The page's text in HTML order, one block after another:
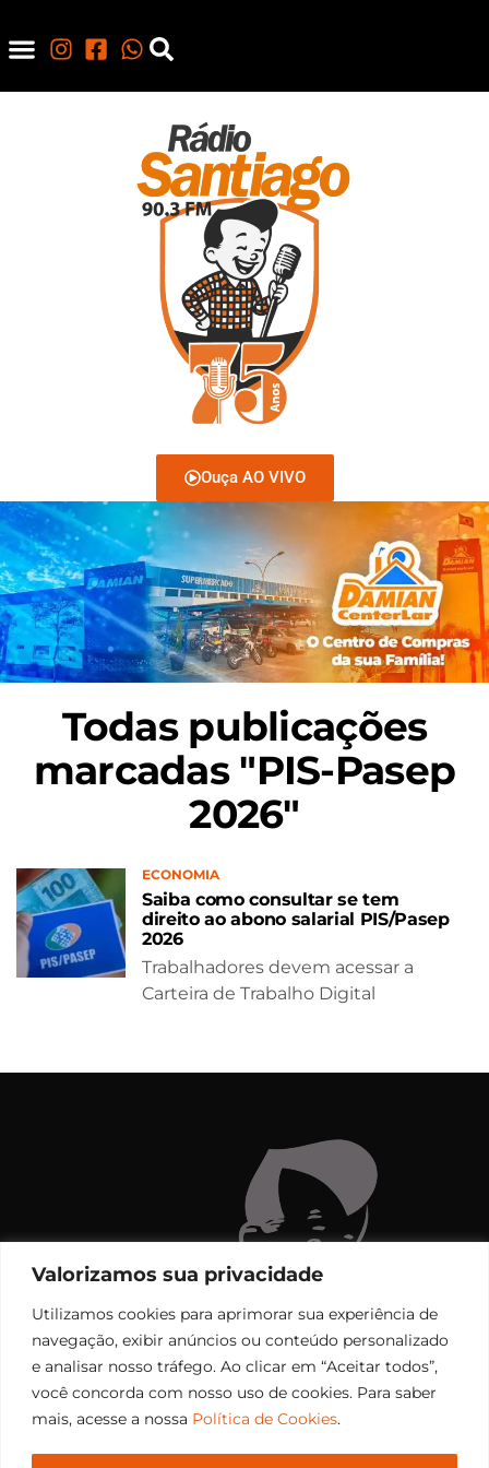
Valorizamos sua privacidade
Utilizamos cookies para aprimorar sua experiência de
navegação, exibir anúncios ou conteúdo personalizado
e analisar nosso tráfego. Ao clicar em “Aceitar todos”,
você concorda com nosso uso de cookies. Para saber
mais, acesse a nossa Política de Cookies.
Ouça AO VIVO
Todas publicações
marcadas "PIS-Pasep
2026"
ECONOMIA
Saiba como consultar se tem
direito ao abono salarial PIS/Pasep
2026
Trabalhadores devem acessar a
Carteira de Trabalho Digital